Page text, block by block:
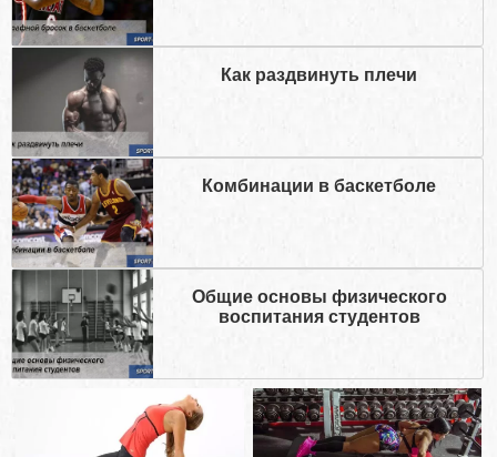
Как раздвинуть плечи
Комбинации в баскетболе
Общие основы физического
воспитания студентов